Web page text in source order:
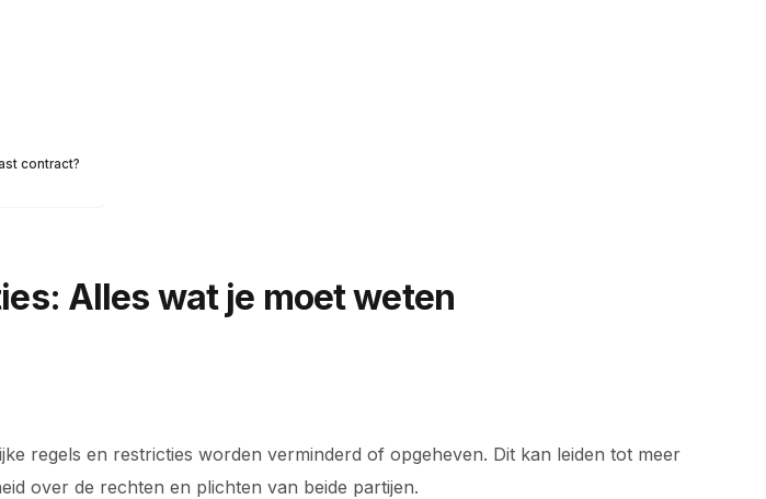
contract?
Alles wat je moet weten
regels en restricties worden verminderd of opgeheven. Dit kan leiden tot meer
over de rechten en plichten van beide partijen.